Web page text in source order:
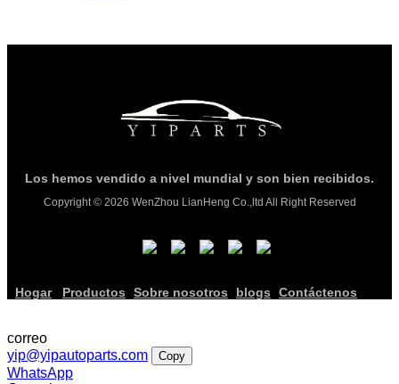
Los hemos vendido a nivel mundial y son bien recibidos.
Copyright © 2026 WenZhou LianHeng Co.,ltd All Right Reserved
Hogar Productos Sobre nosotros blogs Contáctenos
correo
yip@yipautoparts.com
Copy
WhatsApp